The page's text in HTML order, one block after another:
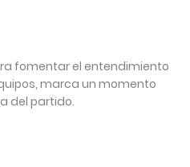
fomentar el entendimiento
marca un momento
del partido.